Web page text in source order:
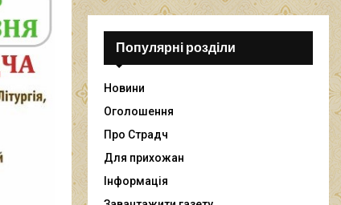
г
ч
Популярні розділи
Новини
Оголошення
Про Страдч
Для прихожан
Інформація